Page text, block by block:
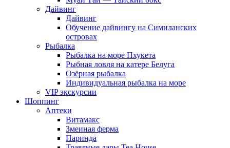
Дайвинг
Дайвинг
Обучение дайвингу на Симиланских
островах
Рыбалка
Рыбалка на море Пхукета
Рыбная ловля на катере Белуга
Озёрная рыбалка
Индивидуальная рыбалка на море
VIP экскурсии
Шоппинг
Аптеки
Витамакс
Змеиная ферма
Паринда